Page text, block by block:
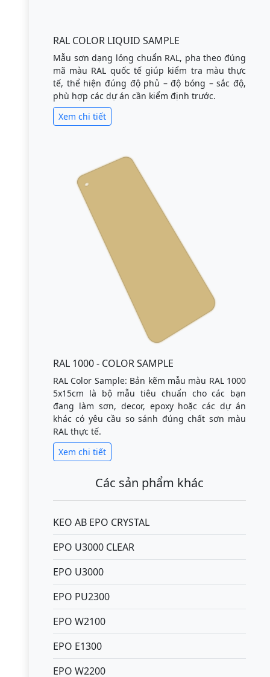
RAL COLOR LIQUID SAMPLE
Mẫu sơn dạng lỏng chuẩn RAL, pha theo đúng
mã màu RAL quốc tế giúp kiểm tra màu thực
tế, thể hiện đúng độ phủ – độ bóng – sắc độ,
phù hợp các dự án cần kiểm định trước.
Xem chi tiết
RAL 1000 - COLOR SAMPLE
RAL Color Sample: Bản kẽm mẫu màu RAL 1000
5x15cm là bộ mẫu tiêu chuẩn cho các bạn
đang làm sơn, decor, epoxy hoặc các dự án
khác có yêu cầu so sánh đúng chất sơn màu
RAL thực tế.
Xem chi tiết
Các sản phẩm khác
KEO AB EPO CRYSTAL
EPO U3000 CLEAR
EPO U3000
EPO PU2300
EPO W2100
EPO E1300
EPO W2200